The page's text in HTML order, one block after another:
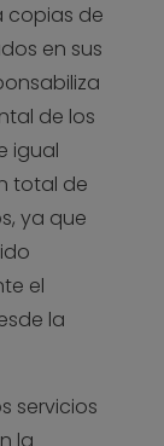
copias de
en sus
de los
igual
total de
ya que
el
la
servicios